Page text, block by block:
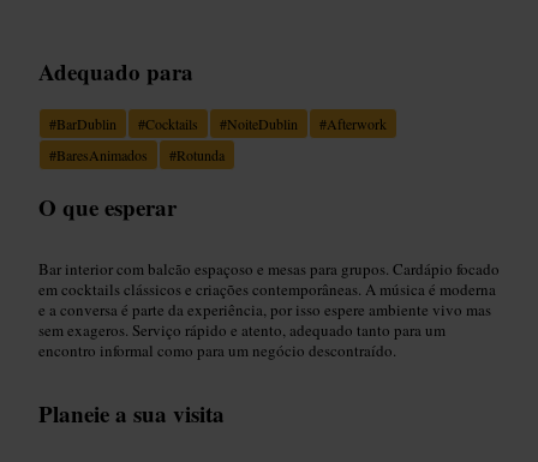
Adequado para
#BarDublin #Cocktails #NoiteDublin #Afterwork
#BaresAnimados #Rotunda
O que esperar
Bar interior com balcão espaçoso e mesas para grupos. Cardápio focado
em cocktails clássicos e criações contemporâneas. A música é moderna
e a conversa é parte da experiência, por isso espere ambiente vivo mas
sem exageros. Serviço rápido e atento, adequado tanto para um
encontro informal como para um negócio descontraído.
Planeie a sua visita